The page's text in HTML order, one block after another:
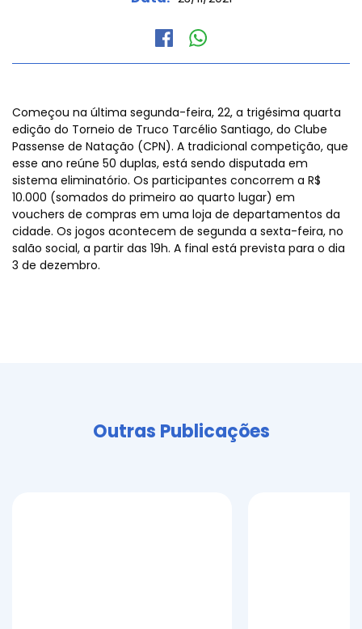
Começou na última segunda-feira, 22, a trigésima quarta
edição do Torneio de Truco Tarcélio Santiago, do Clube
Passense de Natação (CPN). A tradicional competição, que
esse ano reúne 50 duplas, está sendo disputada em
sistema eliminatório. Os participantes concorrem a R$
10.000 (somados do primeiro ao quarto lugar) em
vouchers de compras em uma loja de departamentos da
cidade. Os jogos acontecem de segunda a sexta-feira, no
salão social, a partir das 19h. A final está prevista para o dia
3 de dezembro.
Outras Publicações